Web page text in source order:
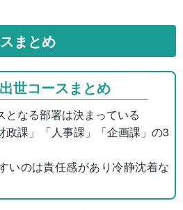
まとめ
世コースまとめ
となる部署は決まっている
政課」「人事課」「企画課」の3
いのは責任感があり冷静沈着な